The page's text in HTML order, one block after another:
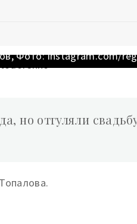
Фото: instagram.com/
но отгуляли